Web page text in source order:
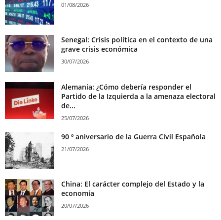
01/08/2026
Senegal: Crisis política en el contexto de una
grave crisis económica
30/07/2026
Alemania: ¿Cómo debería responder el
Partido de la Izquierda a la amenaza electoral
de...
25/07/2026
90 º aniversario de la Guerra Civil Española
21/07/2026
China: El carácter complejo del Estado y la
economía
20/07/2026